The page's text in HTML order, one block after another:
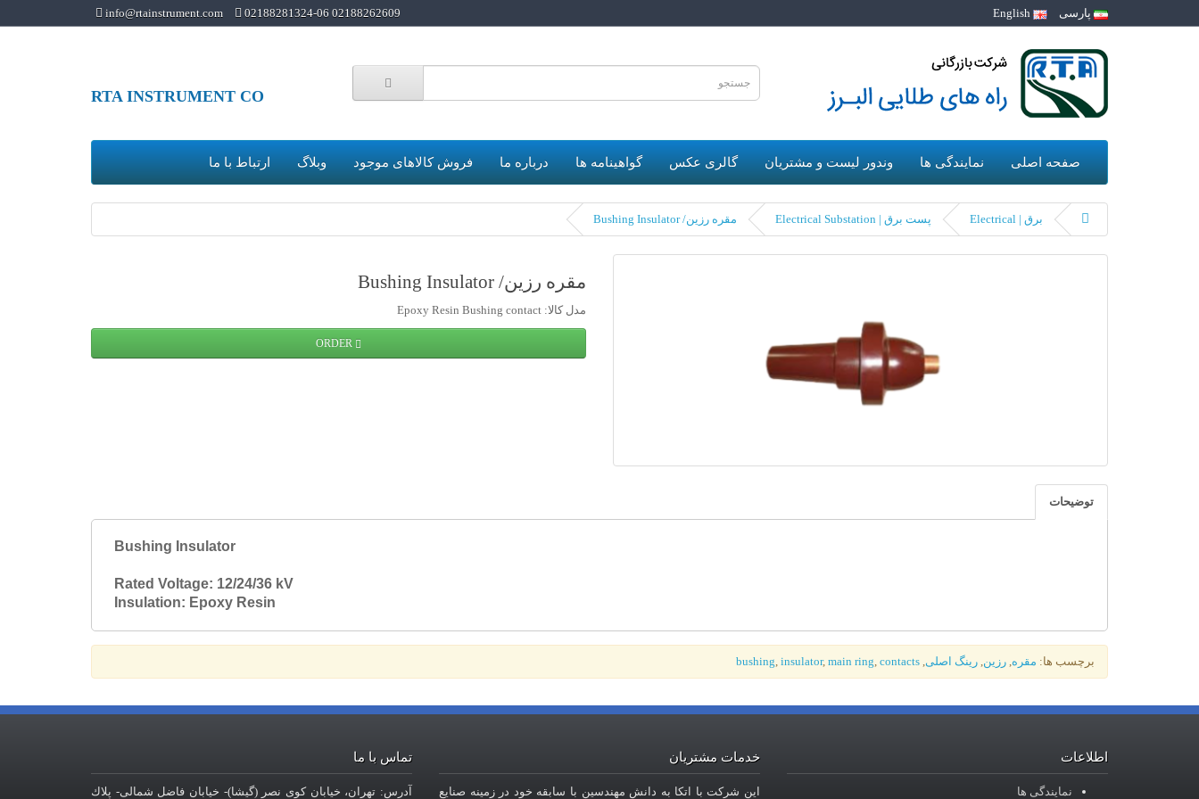
پارسی 02188262609 02188281324-06
info@rtainstrument.com
RTA INSTRUMENT CO
صفحه اصلی نمایندگی ها وندور لیست و مشتریان گالری عکس گواهینامه ها درباره ما فروش کالاهای موجود وبلاگ ارتباط با ما
برق | Electrical پست برق | Electrical Substation مقره رزین/ Bushing Insulator
مقره رزین/ Bushing Insulator
مدل کالا: Epoxy Resin Bushing contact
توضیحات
Bushing Insulator
Rated Voltage: 12/24/36 kV
Insulation: Epoxy Resin
برچسب ها: مقره, رزین, رینگ اصلی,
bushing, insulator, main ring, contacts
اطلاعات
نمایندگی ها
خدمات مشتریان
این شرکت با اتکا به دانش مهندسین با سابقه خود در زمینه صنایع
تماس با ما
آدرس: تهران، خيابان کوی نصر (گیشا)- خيابان فاضل شمالی- پلاك